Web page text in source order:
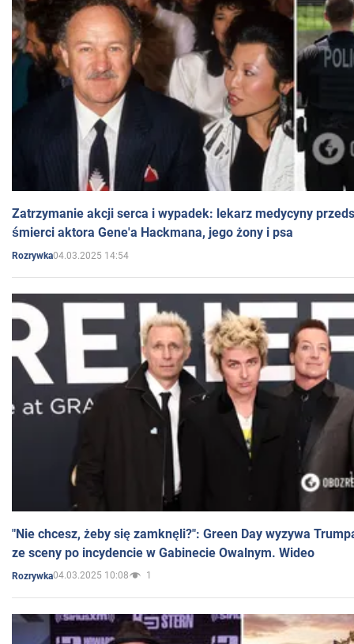
Zatrzymanie akcji serca i wypadek: lekarz medycyny
śmierci aktora Gene'a Hackmana, jego żony i psa
Rozrywka04.03.2025 14:54
"Nie chcesz, żeby się zamknęli?": Green Day wyzywa
ze sceny po incydencie w Gabinecie Owalnym. Wideo
Rozrywka04.03.2025 10:08 1